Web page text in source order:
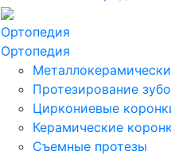
Ортопедия
Ортопедия
Протезирование
Циркониевые
Керамические
Съемные протезы